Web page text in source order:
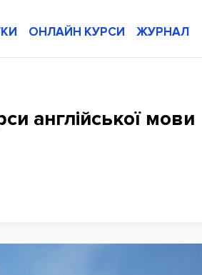
ОНЛАЙН КУРСИ ЖУРНАЛ
англійської мови